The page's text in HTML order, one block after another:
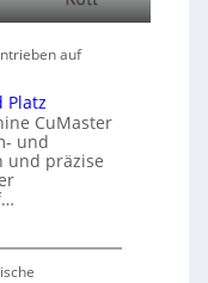
auf
Platz
CuMaster
und
und präzise